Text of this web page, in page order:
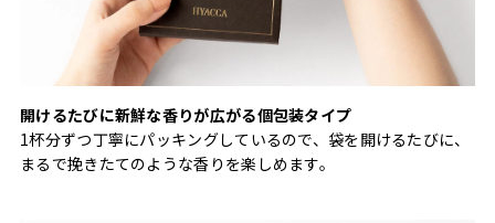
開けるたびに新鮮な香りが広がる個包装タイプ
1杯分ずつ丁寧にパッキングしているので、袋を開けるたびに、
まるで挽きたてのような香りを楽しめます。